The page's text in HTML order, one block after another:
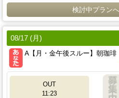
検討中プラン
08/17 (月)
A【月・金午後スルー】朝珈琲
OUT
11:23